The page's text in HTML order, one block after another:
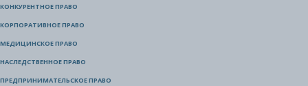
КОНКУРЕНТНОЕ ПРАВО
КОРПОРАТИВНОЕ ПРАВО
МЕДИЦИНСКОЕ ПРАВО
НАСЛЕДСТВЕННОЕ ПРАВО
ПРЕДПРИНИМАТЕЛЬСКОЕ ПРАВО